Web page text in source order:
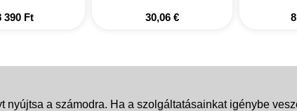
390 Ft 30,06 €
a számodra. Ha a szolgáltatásainkat igénybe